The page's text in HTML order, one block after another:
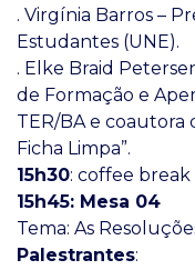
. Virgínia Barros –
Estudantes (UNE).
. Elke Braid
de Formação e
TER/BA e coautora
Ficha Limpa”.
15h30: coffee break
15h45: Mesa 04
Tema: As
Palestrantes: